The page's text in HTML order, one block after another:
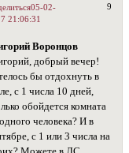
9
05-02-
21:06:31
Воронцов
добрый вечер!
бы отдохнуть в
с 1 числа 10 дней,
обойдется комната
человека? И в
с 1 или 3 числа на